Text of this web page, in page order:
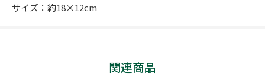
サイズ：約18×12cm
関連商品